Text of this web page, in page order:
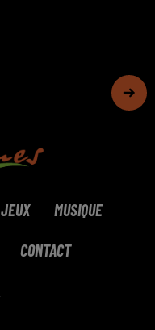
JEUX MUSIQUE
CONTACT